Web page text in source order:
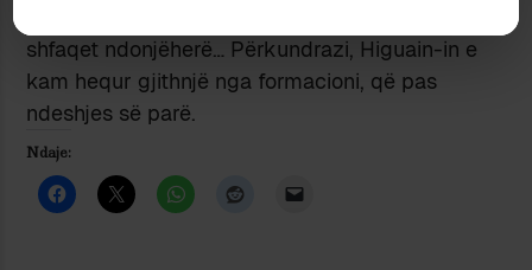
shfaqet ndonjëherë… Përkundrazi, Higuain-in e
kam hequr gjithnjë nga formacioni, që pas
ndeshjes së parë.
Ndaje: